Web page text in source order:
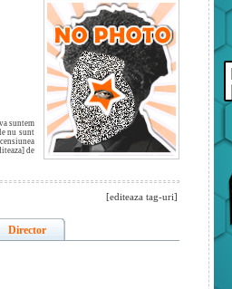
suntem
nu sunt
de
[editeaza tag-uri]
Director